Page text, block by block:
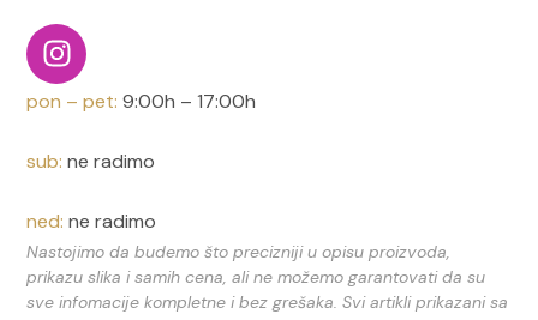
pon – pet: 9:00h – 17:00h
sub: ne radimo
ned: ne radimo
Nastojimo da budemo što precizniji u opisu proizvoda,
prikazu slika i samih cena, ali ne možemo garantovati da su
sve infomacije kompletne i bez grešaka. Svi artikli prikazani sa